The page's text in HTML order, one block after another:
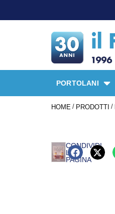
PORTOLANI
HOME / PRODOTTI /
CONDIVIDI
LA
PAGINA